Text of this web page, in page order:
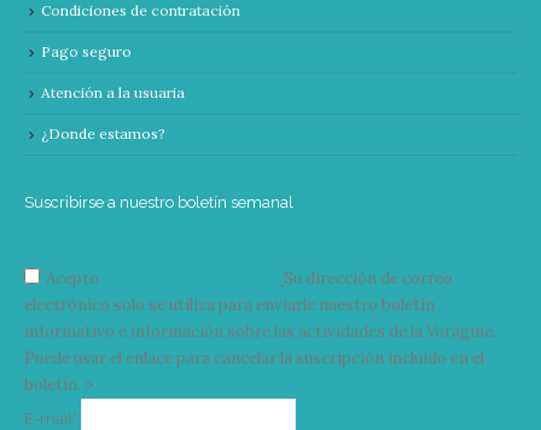
Condiciones de contratación
Pago seguro
Atención a la usuaria
¿Donde estamos?
Suscribirse a nuestro boletín semanal
Acepto
Su dirección de correo
electrónico solo se utiliza para enviarle nuestro boletín
informativo e información sobre las actividades de la Vorágine.
Puede usar el enlace para cancelar la suscripción incluido en el
boletín. >
E-mail*